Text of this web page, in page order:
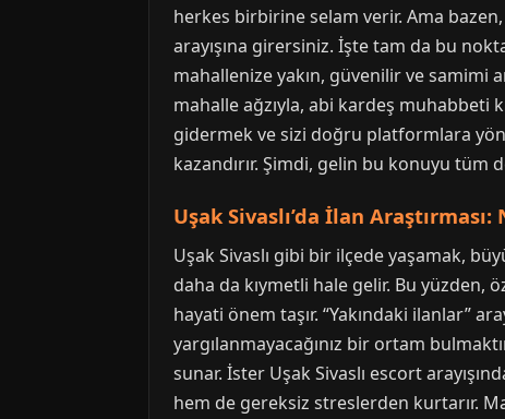
herkes birbirine selam verir. Ama bazen,
arayışına girersiniz. İşte tam da bu
mahallenize yakın, güvenilir ve samimi
mahalle ağzıyla, abi kardeş muhabbeti
gidermek ve sizi doğru platformlara
kazandırır. Şimdi, gelin bu konuyu tüm
Uşak Sivaslı’da İlan
Uşak Sivaslı gibi bir ilçede yaşamak,
daha da kıymetli hale gelir. Bu
hayati önem taşır. “Yakındaki ilanlar”
yargılanmayacağınız bir ortam
sunar. İster Uşak Sivaslı escort
hem de gereksiz streslerden kurtarır.